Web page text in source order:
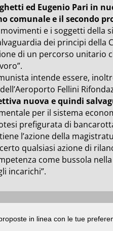
ed Eugenio Pari in
comunale e il secondo
e i soggetti della
dei principi della
di un percorso unitario
intende essere,
Fellini
nuova e quindi
per il sistema
prefigurata di
l’azione della
qualsiasi azione di
come bussola
incarichi”.
di Rimini |registrazione n. 2 /28/02/
in linea con le tue